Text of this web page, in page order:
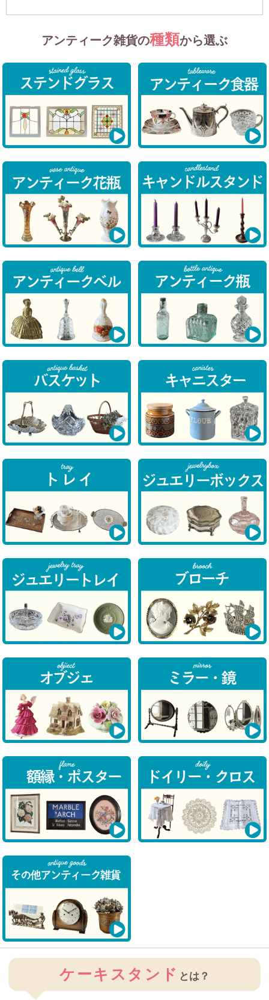
アンティーク雑貨の種類から選ぶ
ケーキスタンド とは？